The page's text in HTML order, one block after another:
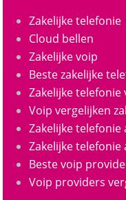
Zakelijke telefonie
Cloud bellen
Zakelijke voip
Beste zakelijke
Zakelijke telefonie
Voip vergelijken
Zakelijke telefonie
Zakelijke
Beste voip
Voip providers